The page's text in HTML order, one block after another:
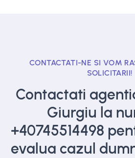
CONTACTATI-NE SI VOM
SOLICITARII!
Contactati
Giurgiu la
+40745514498
evalua cazul